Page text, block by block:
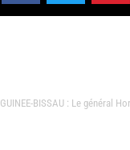
GUINEE-BISSAU : Le général